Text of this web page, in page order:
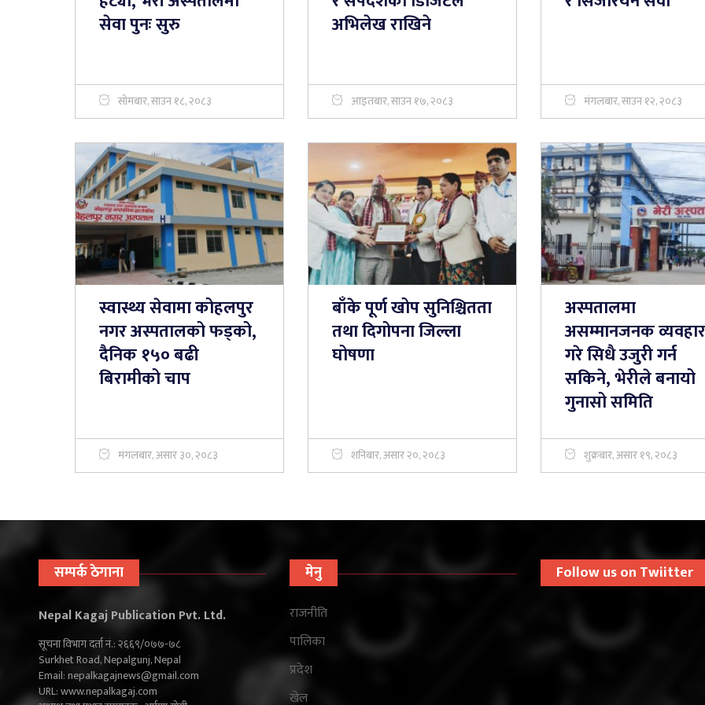
सेवा पुनः सुरु
सोमबार, साउन १८, २०८३
अभिलेख राखिने
आइतबार, साउन १७, २०८३ मंगलबार, साउन १२, २०८३
स्वास्थ्य सेवामा कोहलपुर
नगर अस्पतालको फड्को,
दैनिक १५० बढी
बिरामीको चाप
मंगलबार, असार ३०, २०८३
बाँके पूर्ण खोप सुनिश्चितता
तथा दिगोपना जिल्ला
घोषणा
शनिबार, असार २०, २०८३
अस्पतालमा
असम्मानजनक व्यवहार
गरे सिधै उजुरी गर्न
सकिने, भेरीले बनायो
गुनासो समिति
शुक्रबार, असार १९, २०८३
सम्पर्क ठेगाना
Nepal Kagaj Publication Pvt. Ltd.
सूचना विभाग दर्ता नं.: २६६९/०७७-७८
Surkhet Road, Nepalgunj, Nepal
Email:nepalkagajnews@gmail.com
URL: www.nepalkagaj.com
मेनु
राजनीति
पालिका
प्रदेश
खेल
Follow us on Twiitter